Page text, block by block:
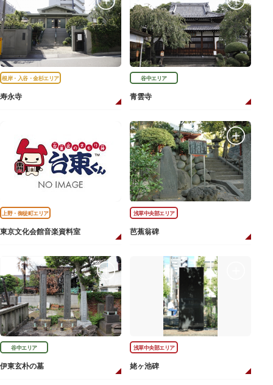
根岸・入谷・金杉エリア
寿永寺
谷中エリア
青雲寺
上野・御徒町エリア
東京文化会館音楽資料室
浅草中央部エリア
芭蕉翁碑
谷中エリア
伊東玄朴の墓
浅草中央部エリア
姥ヶ池碑